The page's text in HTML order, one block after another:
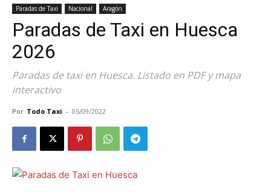
Paradas de Taxi Nacional Aragón
Paradas de Taxi en Huesca
2026
Paradas de taxi en Huesca. Listado en PDF y mapa
interactivo
Por Todo Taxi - 05/09/2022